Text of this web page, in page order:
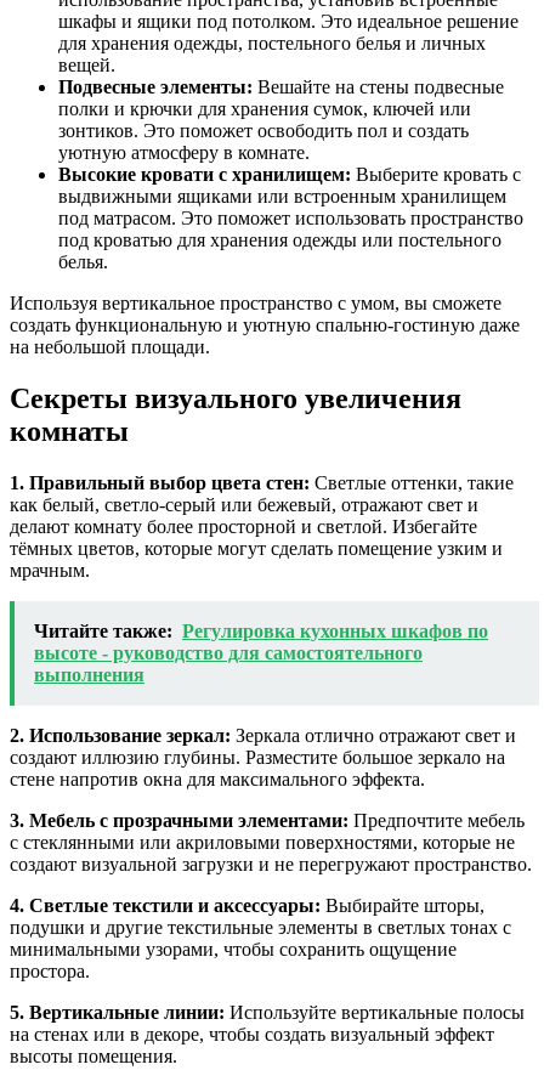
шкафы и ящики под потолком. Это идеальное решение
для хранения одежды, постельного белья и личных
вещей.
Подвесные элементы: Вешайте на стены подвесные
полки и крючки для хранения сумок, ключей или
зонтиков. Это поможет освободить пол и создать
уютную атмосферу в комнате.
Высокие кровати с хранилищем: Выберите кровать с
выдвижными ящиками или встроенным хранилищем
под матрасом. Это поможет использовать пространство
под кроватью для хранения одежды или постельного
белья.
Используя вертикальное пространство с умом, вы сможете
создать функциональную и уютную спальню-гостиную даже
на небольшой площади.
Секреты визуального увеличения
комнаты
1. Правильный выбор цвета стен: Светлые оттенки, такие
как белый, светло-серый или бежевый, отражают свет и
делают комнату более просторной и светлой. Избегайте
тёмных цветов, которые могут сделать помещение узким и
мрачным.
Читайте также: Регулировка кухонных шкафов по
высоте - руководство для самостоятельного
выполнения
2. Использование зеркал: Зеркала отлично отражают свет и
создают иллюзию глубины. Разместите большое зеркало на
стене напротив окна для максимального эффекта.
3. Мебель с прозрачными элементами: Предпочтите мебель
с стеклянными или акриловыми поверхностями, которые не
создают визуальной загрузки и не перегружают пространство.
4. Светлые текстили и аксессуары: Выбирайте шторы,
подушки и другие текстильные элементы в светлых тонах с
минимальными узорами, чтобы сохранить ощущение
простора.
5. Вертикальные линии: Используйте вертикальные полосы
на стенах или в декоре, чтобы создать визуальный эффект
высоты помещения.